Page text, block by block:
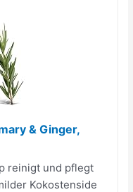
& Ginger,
reinigt und pflegt
Kokostenside